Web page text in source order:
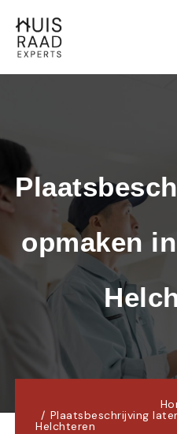
opmaken
Plaatsbeschrijving
Helchteren